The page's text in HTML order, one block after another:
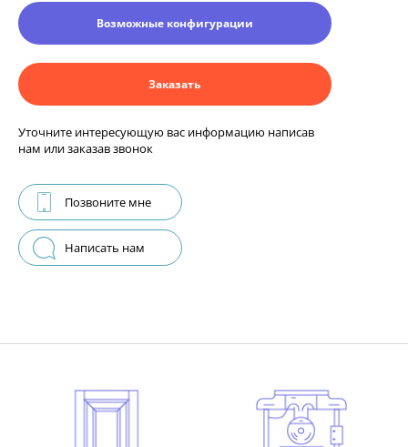
Возможные конфигурации
Заказать
Уточните интересующую вас информацию написав
нам или заказав звонок
Позвоните мне
Написать нам